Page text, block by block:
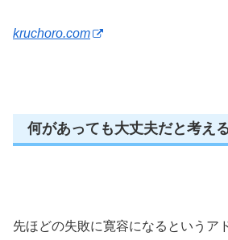
kruchoro.com
何があっても大丈夫だと考え
先ほどの失敗に寛容になるというア